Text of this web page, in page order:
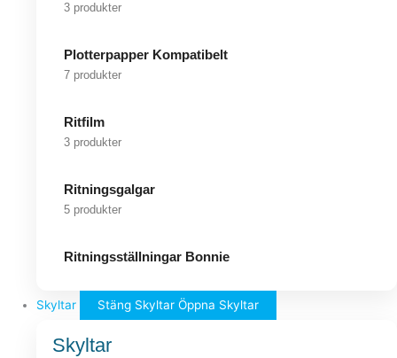
3 produkter
Plotterpapper Kompatibelt
7 produkter
Ritfilm
3 produkter
Ritningsgalgar
5 produkter
Ritningsställningar Bonnie
Skyltar Stäng Skyltar Öppna Skyltar
Skyltar